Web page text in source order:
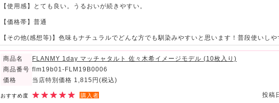
【使用感】とても良い。うるおいが続きやすい。
【価格帯】普通
【その他(感想等)】色味もナチュラルでどんな方でも馴染みやすいと思います！普段使いしや
商品名
FLANMY 1day マッチャタルト 佐々木希イメージモデル (10枚入り)
商品番号 flm19b01-FLM19B0006
価格
当店特別価格 1,815円 (税込)
投稿
おすすめ度 購入者